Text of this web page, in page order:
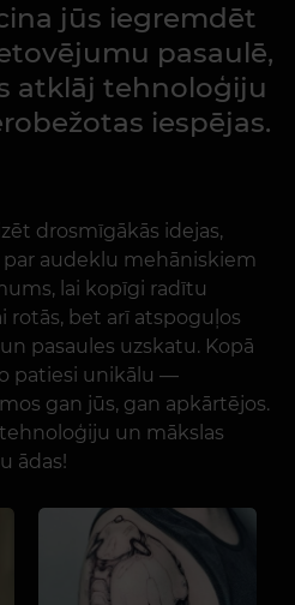
jūs iegremdēt
pasaulē,
atklāj tehnoloģiju
iespējas.
drosmīgākās idejas,
audeklu mehāniskiem
lai kopīgi radītu
bet arī atspoguļos
pasaules uzskatu. Kopā
patiesi unikālu —
gan jūs, gan apkārtējos.
un mākslas
ādas!